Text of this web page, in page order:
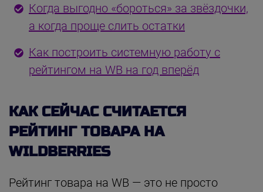
Когда выгодно «бороться» за звёздочки,
а когда проще слить остатки
Как построить системную работу с
рейтингом на WB на год вперёд
КАК СЕЙЧАС СЧИТАЕТСЯ
РЕЙТИНГ ТОВАРА НА
WILDBERRIES
Рейтинг товара на WB — это не просто